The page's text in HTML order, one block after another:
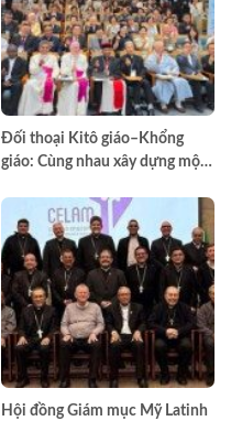
Đối thoại Kitô giáo–Khổng
giáo: Cùng nhau xây dựng một
Hội đồng Giám mục Mỹ Latinh